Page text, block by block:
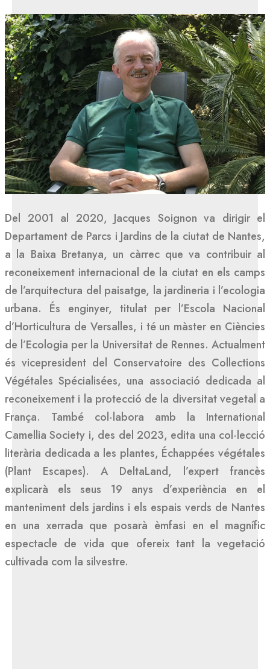
Del 2001 al 2020, Jacques Soignon va dirigir el
Departament de Parcs i Jardins de la ciutat de Nantes,
a la Baixa Bretanya, un càrrec que va contribuir al
reconeixement internacional de la ciutat en els camps
de l’arquitectura del paisatge, la jardineria i l’ecologia
urbana. És enginyer, titulat per l’Escola Nacional
d’Horticultura de Versalles, i té un màster en Ciències
de l’Ecologia per la Universitat de Rennes. Actualment
és vicepresident del Conservatoire des Collections
Végétales Spécialisées, una associació dedicada al
reconeixement i la protecció de la diversitat vegetal a
França. També col·labora amb la International
Camellia Society i, des del 2023, edita una col·lecció
literària dedicada a les plantes, Échappées végétales
(Plant Escapes). A DeltaLand, l’expert francès
explicarà els seus 19 anys d’experiència en el
manteniment dels jardins i els espais verds de Nantes
en una xerrada que posarà èmfasi en el magnífic
espectacle de vida que ofereix tant la vegetació
cultivada com la silvestre.